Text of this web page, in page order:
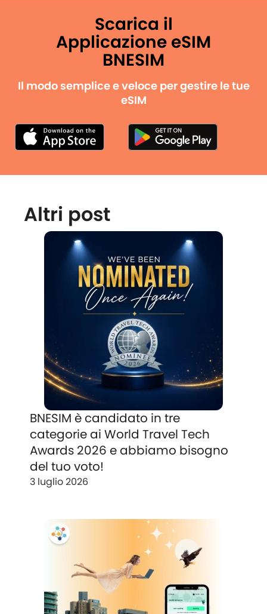
Scarica il
Applicazione eSIM
BNESIM
Il modo semplice e veloce per gestire le tue
eSIM
Altri post
BNESIM è candidato in tre
categorie ai World Travel Tech
Awards 2026 e abbiamo bisogno
del tuo voto!
3 luglio 2026